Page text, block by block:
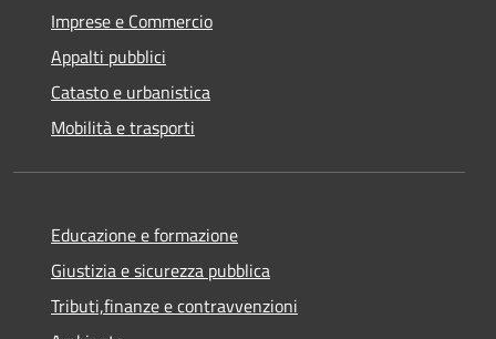
Imprese e Commercio
Appalti pubblici
Catasto e urbanistica
Mobilità e trasporti
Educazione e formazione
Giustizia e sicurezza pubblica
Tributi,finanze e contravvenzioni